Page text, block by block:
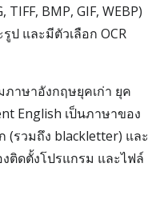
BMP, GIF, WEBP)
และมีตัวเลือก OCR
าษาอังกฤษยุคเก่า ยุค
English เป็นภาษาของ
(รวมถึง blackletter) และ
ติดตั้งโปรแกรม และไฟล์